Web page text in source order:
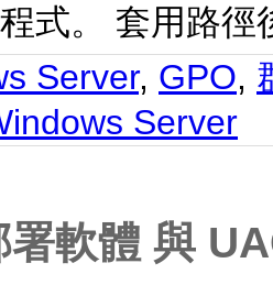
式。 套用路
Server, GPO,
Server
軟體 與